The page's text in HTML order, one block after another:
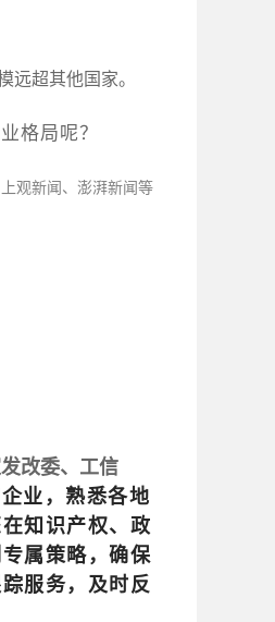
远超其他国家。
格局呢？
观新闻、澎湃新闻等
改委、工信
业，熟悉各地
知识产权、政
属策略，确保
服务，及时反